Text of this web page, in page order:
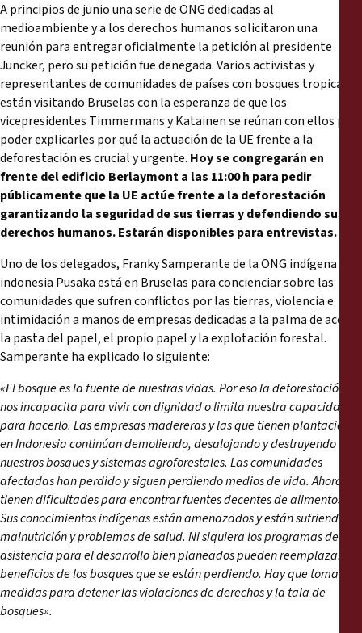
Declaraciones
Informes anuales
A principios de junio una serie de ONG dedicadas al
medioambiente y a los derechos humanos solicitaron una
reunión para entregar oficialmente la petición al presidente
Juncker, pero su petición fue denegada. Varios activistas y
representantes de comunidades de países con bosques tropicales
están visitando Bruselas con la esperanza de que los
vicepresidentes Timmermans y Katainen se reúnan con ellos para
poder explicarles por qué la actuación de la UE frente a la
deforestación es crucial y urgente. Hoy se congregarán en
frente del edificio Berlaymont a las 11:00 h para pedir
públicamente que la UE actúe frente a la deforestación
garantizando la seguridad de sus tierras y defendiendo sus
derechos humanos. Estarán disponibles para entrevistas.
Uno de los delegados, Franky Samperante de la ONG indígena
indonesia Pusaka está en Bruselas para concienciar sobre las
comunidades que sufren conflictos por las tierras, violencia e
intimidación a manos de empresas dedicadas a la palma de aceite,
la pasta del papel, el propio papel y la explotación forestal.
Samperante ha explicado lo siguiente:
«El bosque es la fuente de nuestras vidas. Por eso la deforestación
nos incapacita para vivir con dignidad o limita nuestra capacidad
para hacerlo. Las empresas madereras y las que tienen plantaciones
en Indonesia continúan demoliendo, desalojando y destruyendo
nuestros bosques y sistemas agroforestales. Las comunidades
afectadas han perdido y siguen perdiendo medios de vida. Ahora
tienen dificultades para encontrar fuentes decentes de alimentos.
Sus conocimientos indígenas están amenazados y están sufriendo
malnutrición y problemas de salud. Ni siquiera los programas de
asistencia para el desarrollo bien planeados pueden reemplazar los
beneficios de los bosques que se están perdiendo. Hay que tomar
medidas para detener las violaciones de derechos y la tala de
bosques».